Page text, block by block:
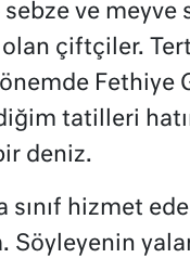
ve meyve
çiftçiler.
Fethiye
tatilleri
deniz.
sınıf hizmet
Söyleyenin